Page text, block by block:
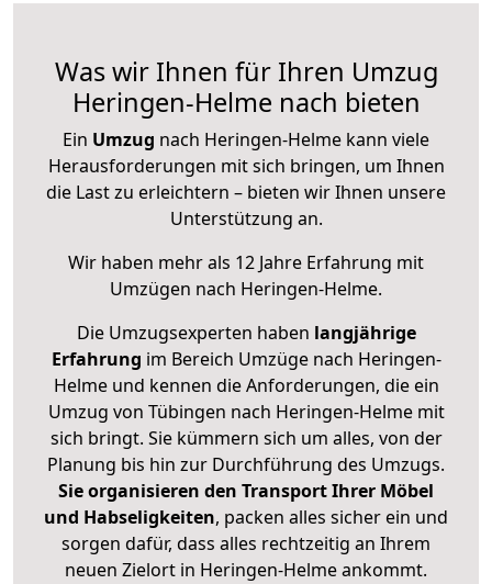
Was wir Ihnen für Ihren Umzug
Heringen-Helme nach bieten
Ein Umzug nach Heringen-Helme kann viele
Herausforderungen mit sich bringen, um Ihnen
die Last zu erleichtern – bieten wir Ihnen unsere
Unterstützung an.
Wir haben mehr als 12 Jahre Erfahrung mit
Umzügen nach Heringen-Helme.
Die Umzugsexperten haben langjährige
Erfahrung im Bereich Umzüge nach Heringen-
Helme und kennen die Anforderungen, die ein
Umzug von Tübingen nach Heringen-Helme mit
sich bringt. Sie kümmern sich um alles, von der
Planung bis hin zur Durchführung des Umzugs.
Sie organisieren den Transport Ihrer Möbel
und Habseligkeiten, packen alles sicher ein und
sorgen dafür, dass alles rechtzeitig an Ihrem
neuen Zielort in Heringen-Helme ankommt.